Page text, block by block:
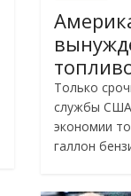
Только
службы США
экономии
галлон